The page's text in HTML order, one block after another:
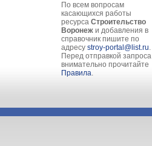
По всем вопросам
касающихся работы
ресурса Строительство
Воронеж и добавления в
справочник пишите по
адресу stroy-portal@list.ru.
Перед отправкой запроса
внимательно прочитайте
Правила.